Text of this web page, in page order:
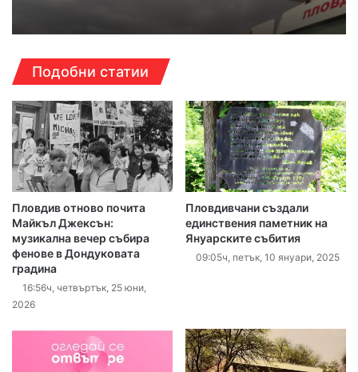
Подобни статии
Пловдив отново почита
Майкъл Джексън:
музикална вечер събира
фенове в Дондуковата
градина
16:56ч, четвъртък, 25 юни,
2026
Пловдивчани създали
единствения паметник на
Януарските събития
09:05ч, петък, 10 януари, 2025